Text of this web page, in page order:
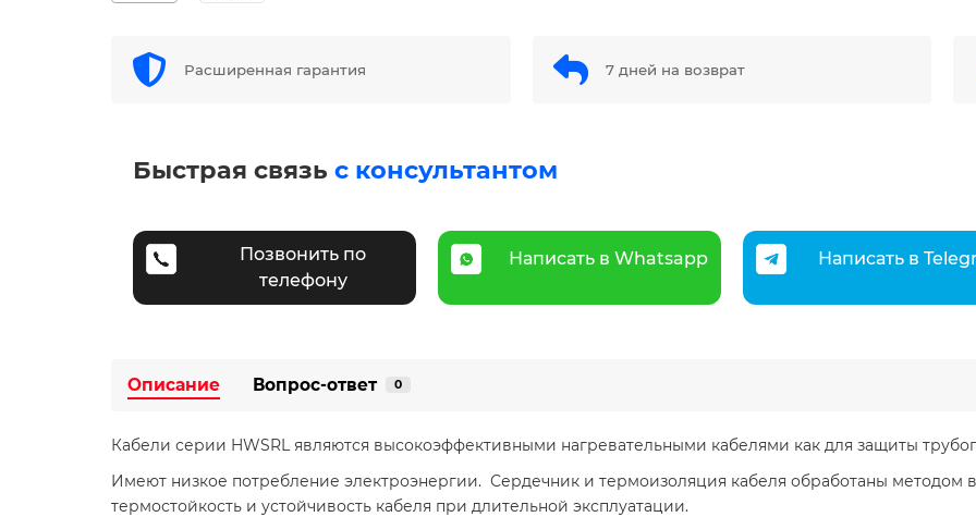
Расширенная гарантия 7 дней на возврат
Быстрая связь с консультантом
Позвонить по
телефону
Написать в Whatsapp Написать в
Описание Вопрос-ответ 0
Кабели серии HWSRL являются высокоэффективными нагревательными кабелями как для защиты
Имеют низкое потребление электроэнергии. Сердечник и термоизоляция кабеля обработаны методом
термостойкость и устойчивость кабеля при длительной эксплуатации.